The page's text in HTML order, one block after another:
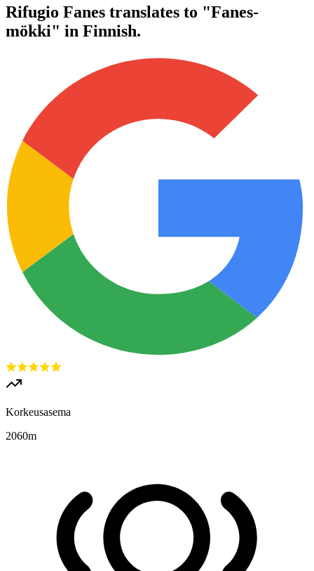
Rifugio Fanes translates to "Fanes-
mökki" in Finnish.
Korkeusasema
2060m